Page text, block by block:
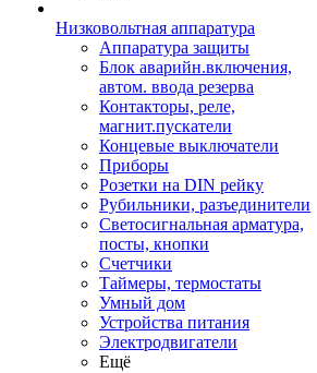
Низковольтная аппаратура
Аппаратура защиты
Блок аварийн.включения,
автом. ввода резерва
Контакторы, реле,
магнит.пускатели
Концевые выключатели
Приборы
Розетки на DIN рейку
Рубильники, разъединители
Светосигнальная арматура,
посты, кнопки
Счетчики
Таймеры, термостаты
Умный дом
Устройства питания
Электродвигатели
Ещё